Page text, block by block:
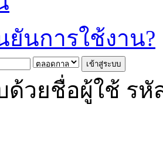
ยันการใช้งาน?
ด้วยชื่อผู้ใช้ รหั